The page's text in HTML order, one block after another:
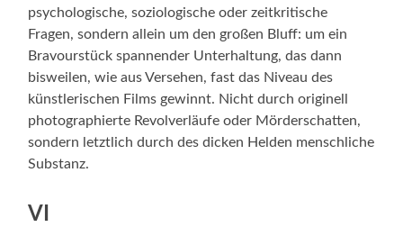
psychologische, soziolo­gische oder zeitkritische
Fragen, sondern allein um den großen Bluff: um ein
Bravourstück spannender Unterhaltung, das dann
bisweilen, wie aus Versehen, fast das Niveau des
künstle­rischen Films gewinnt. Nicht durch originell
photographierte Revolverläufe oder Mörder­schatten,
sondern letztlich durch des dicken Helden menschliche
Substanz.
VI